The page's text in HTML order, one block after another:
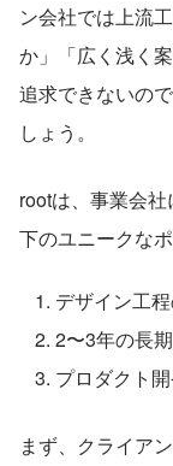
ン会社では上流
か」「広く浅く
追求できないの
しょう。
rootは、事業会
下のユニークな
デザイン工
2〜3年の長
プロダクト
まず、クライア